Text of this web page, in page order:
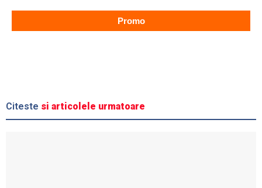
Promo
Citeste si articolele urmatoare